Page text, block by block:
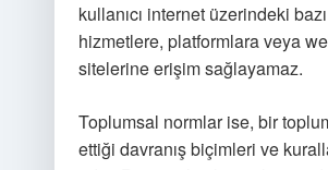
kullanıcı internet üzerindeki bazı
hizmetlere, platformlara veya
sitelerine erişim sağlayamaz.
Toplumsal normlar ise, bir
ettiği davranış biçimleri ve